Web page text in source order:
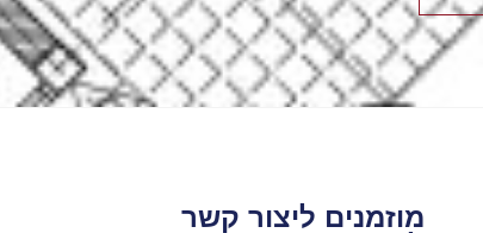
מוזמנים ליצור קשר